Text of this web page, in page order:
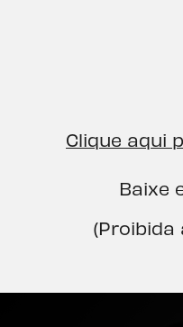
Clique aqui
Baixe
(Proibida